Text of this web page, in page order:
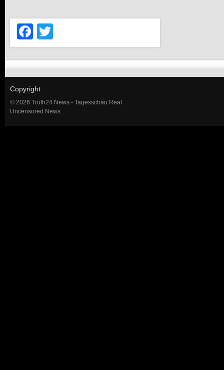
Facebook
Copyright
© 2026 Truth24 News - Tagesschau Real
Uncensored News.